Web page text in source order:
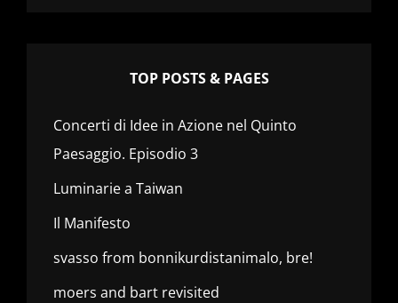
TOP POSTS & PAGES
Concerti di Idee in Azione nel Quinto
Paesaggio. Episodio 3
Luminarie a Taiwan
Il Manifesto
svasso from bonnikurdistanimalo, bre!
moers and bart revisited